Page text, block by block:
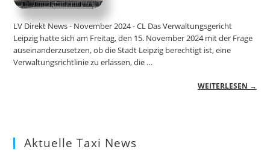
LV Direkt News - November 2024 - CL Das Verwaltungsgericht
Leipzig hatte sich am Freitag, den 15. November 2024 mit der Frage
auseinanderzusetzen, ob die Stadt Leipzig berechtigt ist, eine
Verwaltungsrichtlinie zu erlassen, die …
WEITERLESEN →
Aktuelle Taxi News